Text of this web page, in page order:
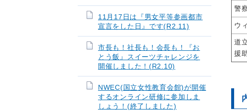
警
ウ
道
援
11月17日は『男女平等参画都市
宣言をした日』です(R2.11)
市長も！社長も！会長も！『お
とう飯』スイーツチャレンジを
開催しました！(R2.10)
NWEC(国立女性教育会館)が開催
するオンライン研修に参加しま
しょう！(終了しました)